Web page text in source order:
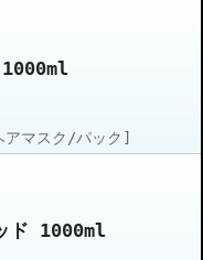
マスク/パック]
ド 1000ml